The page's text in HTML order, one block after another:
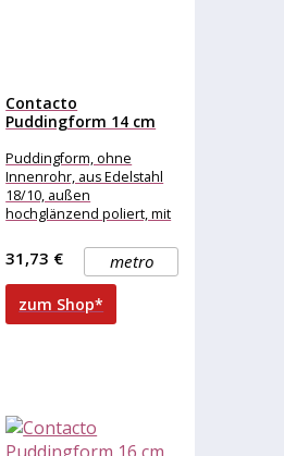
Contacto
Puddingform 14 cm
Puddingform, ohne
Innenrohr, aus Edelstahl
18/10, außen
hochglänzend poliert, mit
metro
31,73 €
zum Shop*